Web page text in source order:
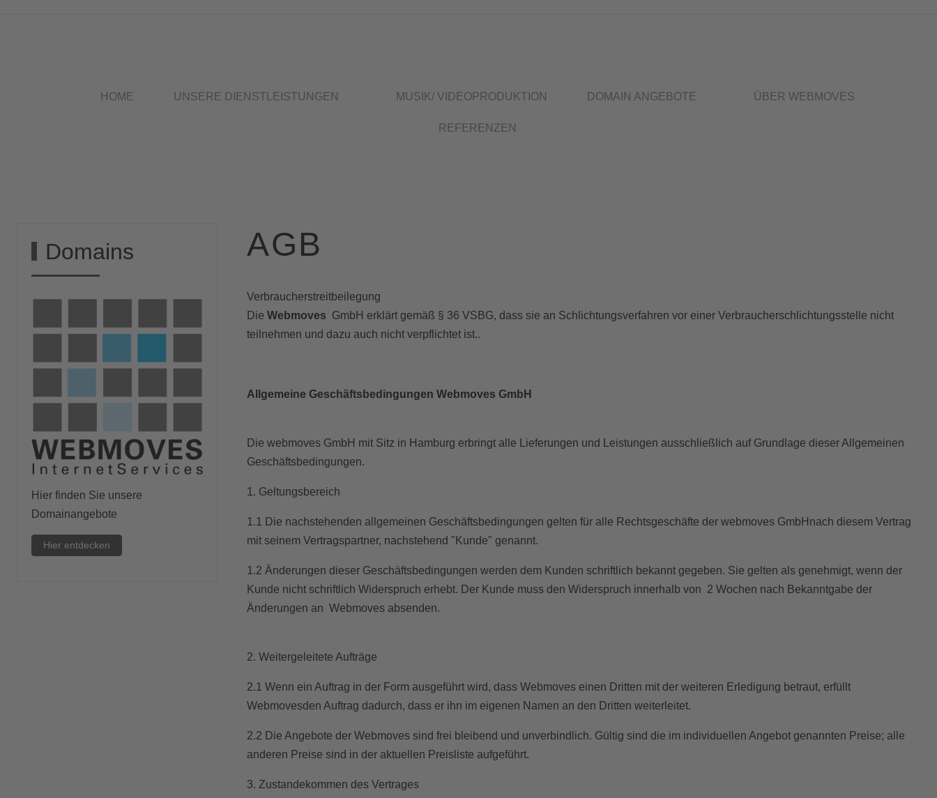
HOME UNSERE DIENSTLEISTUNGEN MUSIK/ VIDEOPRODUKTION DOMAIN ANGEBOTE ÜBER WEBMOVES
REFERENZEN
Domains
Hier finden Sie unsere
Domainangebote
Hier entdecken
AGB
Verbraucherstreitbeilegung
Die Webmoves GmbH erklärt gemäß § 36 VSBG, dass sie an Schlichtungsverfahren vor einer Verbraucherschlichtungsstelle nicht
teilnehmen und dazu auch nicht verpflichtet ist..
Allgemeine Geschäftsbedingungen Webmoves GmbH
Die webmoves GmbH mit Sitz in Hamburg erbringt alle Lieferungen und Leistungen ausschließlich auf Grundlage dieser Allgemeinen
Geschäftsbedingungen.
1. Geltungsbereich
1.1 Die nachstehenden allgemeinen Geschäftsbedingungen gelten für alle Rechtsgeschäfte der webmoves GmbHnach diesem Vertrag
mit seinem Vertragspartner, nachstehend "Kunde" genannt.
1.2 Änderungen dieser Geschäftsbedingungen werden dem Kunden schriftlich bekannt gegeben. Sie gelten als genehmigt, wenn der
Kunde nicht schriftlich Widerspruch erhebt. Der Kunde muss den Widerspruch innerhalb von 2 Wochen nach Bekanntgabe der
Änderungen an Webmoves absenden.
2. Weitergeleitete Aufträge
2.1 Wenn ein Auftrag in der Form ausgeführt wird, dass Webmoves einen Dritten mit der weiteren Erledigung betraut, erfüllt
Webmovesden Auftrag dadurch, dass er ihn im eigenen Namen an den Dritten weiterleitet.
2.2 Die Angebote der Webmoves sind frei bleibend und unverbindlich. Gültig sind die im individuellen Angebot genannten Preise; alle
anderen Preise sind in der aktuellen Preisliste aufgeführt.
3. Zustandekommen des Vertrages